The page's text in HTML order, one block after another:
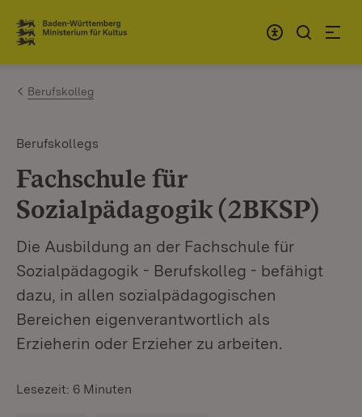
Zum Inhalt springen
Link zur Startseite
Berufskolleg
Berufskollegs
Fachschule für
Sozialpädagogik (2BKSP)
Die Ausbildung an der Fachschule für
Sozialpädagogik - Berufskolleg - befähigt
dazu, in allen sozialpädagogischen
Bereichen eigenverantwortlich als
Erzieherin oder Erzieher zu arbeiten.
Lesezeit: 6 Minuten